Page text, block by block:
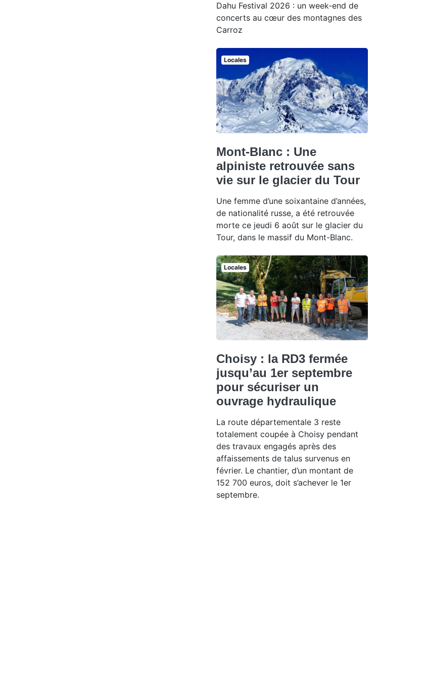
Dahu Festival 2026 : un week-end de
concerts au cœur des montagnes des
Carroz
Locales
Mont-Blanc : Une
alpiniste retrouvée sans
vie sur le glacier du Tour
Une femme d’une soixantaine d’années,
de nationalité russe, a été retrouvée
morte ce jeudi 6 août sur le glacier du
Tour, dans le massif du Mont-Blanc.
Locales
Choisy : la RD3 fermée
jusqu’au 1er septembre
pour sécuriser un
ouvrage hydraulique
La route départementale 3 reste
totalement coupée à Choisy pendant
des travaux engagés après des
affaissements de talus survenus en
février. Le chantier, d’un montant de
152 700 euros, doit s’achever le 1er
septembre.